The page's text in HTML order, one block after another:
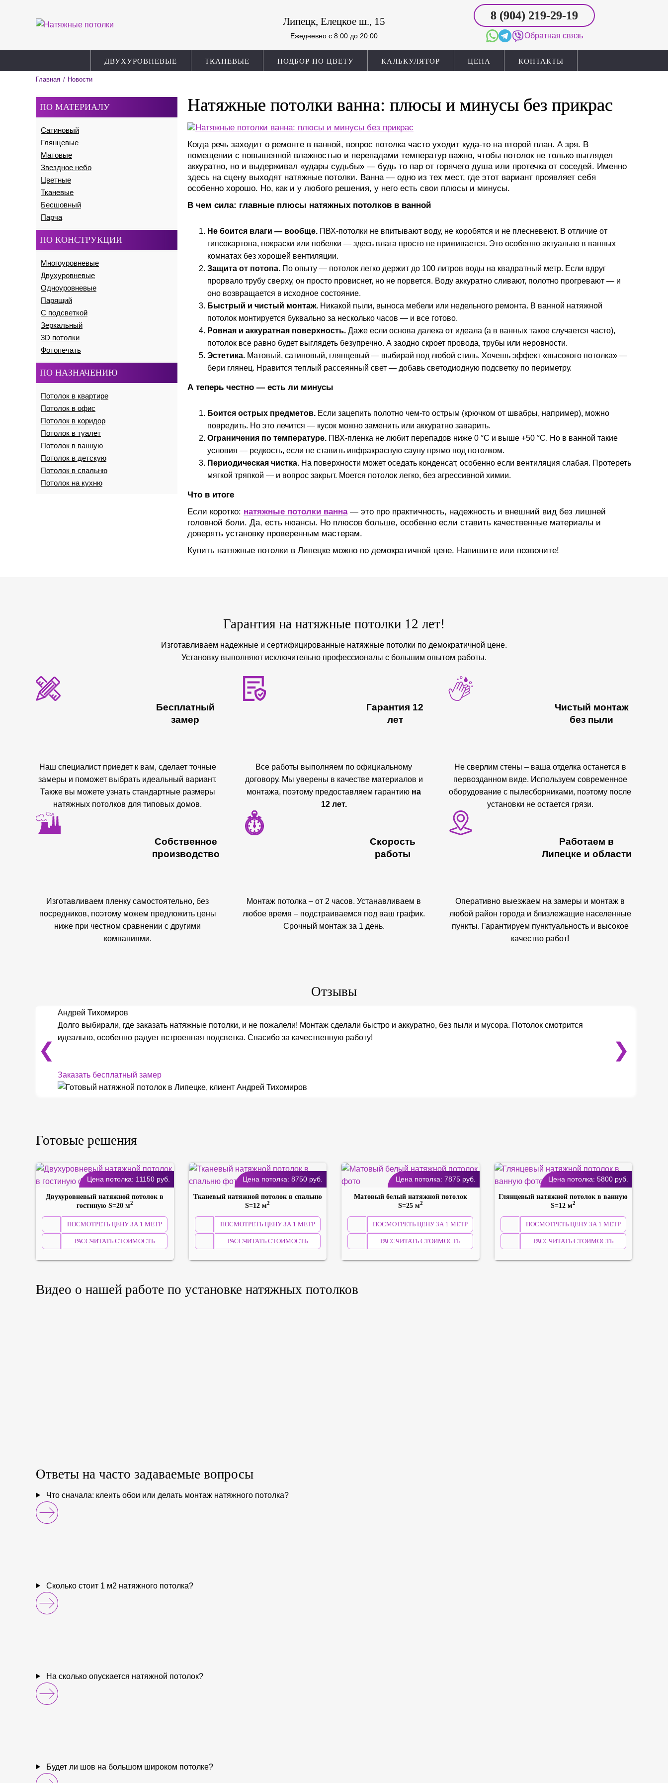
Липецк, Елецкое ш., 15
Ежедневно c 8:00 до 20:00
8 (904) 219-29-19
Обратная связь
ДВУХУРОВНЕВЫЕ ТКАНЕВЫЕ ПОДБОР ПО ЦВЕТУ КАЛЬКУЛЯТОР ЦЕНА КОНТАКТЫ
Главная / Новости
Натяжные потолки ванна: плюсы и минусы без прикрас
Когда речь заходит о ремонте в ванной, вопрос потолка часто уходит куда-то на второй план. А зря. В
помещении с повышенной влажностью и перепадами температур важно, чтобы потолок не только выглядел
аккуратно, но и выдерживал «удары судьбы» — будь то пар от горячего душа или протечка от соседей. Именно
здесь на сцену выходят натяжные потолки. Ванна — одно из тех мест, где этот вариант проявляет себя
особенно хорошо. Но, как и у любого решения, у него есть свои плюсы и минусы.
В чем сила: главные плюсы натяжных потолков в ванной
Не боится влаги — вообще. ПВХ-потолки не впитывают воду, не коробятся и не плесневеют. В отличие от
гипсокартона, покраски или побелки — здесь влага просто не приживается. Это особенно актуально в ванных
комнатах без хорошей вентиляции.
Защита от потопа. По опыту — потолок легко держит до 100 литров воды на квадратный метр. Если вдруг
прорвало трубу сверху, он просто провиснет, но не порвется. Воду аккуратно сливают, полотно прогревают — и
оно возвращается в исходное состояние.
Быстрый и чистый монтаж. Никакой пыли, выноса мебели или недельного ремонта. В ванной натяжной
потолок монтируется буквально за несколько часов — и все готово.
Ровная и аккуратная поверхность. Даже если основа далека от идеала (а в ванных такое случается часто),
потолок все равно будет выглядеть безупречно. А заодно скроет провода, трубы или неровности.
Эстетика. Матовый, сатиновый, глянцевый — выбирай под любой стиль. Хочешь эффект «высокого потолка» —
бери глянец. Нравится теплый рассеянный свет — добавь светодиодную подсветку по периметру.
А теперь честно — есть ли минусы
Боится острых предметов. Если зацепить полотно чем-то острым (крючком от швабры, например), можно
повредить. Но это лечится — кусок можно заменить или аккуратно заварить.
Ограничения по температуре. ПВХ-пленка не любит перепадов ниже 0 °C и выше +50 °C. Но в ванной такие
условия — редкость, если не ставить инфракрасную сауну прямо под потолком.
Периодическая чистка. На поверхности может оседать конденсат, особенно если вентиляция слабая. Протереть
мягкой тряпкой — и вопрос закрыт. Моется потолок легко, без агрессивной химии.
Что в итоге
Если коротко: натяжные потолки ванна— это про практичность, надежность и внешний вид без лишней
головной боли. Да, есть нюансы. Но плюсов больше, особенно если ставить качественные материалы и
доверять установку проверенным мастерам.
Купить натяжные потолки в Липецке можно по демократичной цене. Напишите или позвоните!
ПО МАТЕРИАЛУ
Сатиновый
Глянцевые
Матовые
Звездное небо
Цветные
Тканевые
Бесшовный
Парча
ПО КОНСТРУКЦИИ
Многоуровневые
Двухуровневые
Одноуровневые
Парящий
С подсветкой
Зеркальный
3D потолки
Фотопечать
ПО НАЗНАЧЕНИЮ
Потолок в квартире
Потолок в офис
Потолок в коридор
Потолок в туалет
Потолок в ванную
Потолок в детскую
Потолок в спальню
Потолок на кухню
Гарантия на натяжные потолки 12 лет!
Изготавливаем надежные и сертифицированные натяжные потолки по демократичной цене.
Установку выполняют исключительно профессионалы с большим опытом работы.
Бесплатный
замер
Наш специалист приедет к вам, сделает точные
замеры и поможет выбрать идеальный вариант.
Также вы можете узнать стандартные размеры
натяжных потолков для типовых домов.
Гарантия 12
лет
Все работы выполняем по официальному
договору. Мы уверены в качестве материалов и
монтажа, поэтому предоставляем гарантию на
12 лет.
Чистый монтаж
без пыли
Не сверлим стены – ваша отделка останется в
первозданном виде. Используем современное
оборудование с пылесборниками, поэтому после
установки не остается грязи.
Собственное
производство
Изготавливаем пленку самостоятельно, без
посредников, поэтому можем предложить цены
ниже при честном сравнении с другими
компаниями.
Скорость
работы
Монтаж потолка – от 2 часов. Устанавливаем в
любое время – подстраиваемся под ваш график.
Срочный монтаж за 1 день.
Работаем в
Липецке и области
Оперативно выезжаем на замеры и монтаж в
любой район города и близлежащие населенные
пункты. Гарантируем пунктуальность и высокое
качество работ!
Отзывы
❮
Андрей Тихомиров
Долго выбирали, где заказать натяжные потолки, и не пожалели! Монтаж сделали быстро и аккуратно, без пыли и мусора. Потолок смотрится
идеально, особенно радует встроенная подсветка. Спасибо за качественную работу!
Заказать бесплатный замер
❯
Готовые решения
Цена потолка: 11150руб.
Двухуровневый натяжной потолок в
гостиную S=20 м2
ПОСМОТРЕТЬ ЦЕНУ ЗА 1 МЕТР
РАССЧИТАТЬ СТОИМОСТЬ
Цена потолка: 8750 руб.
Тканевый натяжной потолок в спальню
S=12 м2
ПОСМОТРЕТЬ ЦЕНУ ЗА 1 МЕТР
РАССЧИТАТЬ СТОИМОСТЬ
Цена потолка: 7875 руб.
Матовый белый натяжной потолок
S=25 м2
ПОСМОТРЕТЬ ЦЕНУ ЗА 1 МЕТР
РАССЧИТАТЬ СТОИМОСТЬ
Цена потолка: 5800 руб.
Глянцевый натяжной потолок в ванную
S=12 м2
ПОСМОТРЕТЬ ЦЕНУ ЗА 1 МЕТР
РАССЧИТАТЬ СТОИМОСТЬ
Видео о нашей работе по установке натяжных потолков
Ответы на часто задаваемые вопросы
Что сначала: клеить обои или делать монтаж натяжного потолка?
Сколько стоит 1 м2 натяжного потолка?
На сколько опускается натяжной потолок?
Будет ли шов на большом широком потолке?